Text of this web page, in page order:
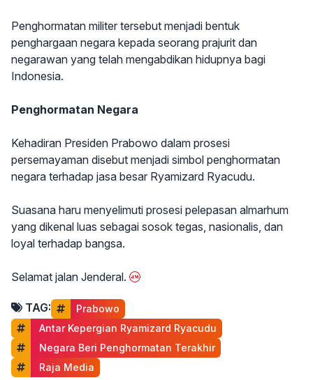
Penghormatan militer tersebut menjadi bentuk
penghargaan negara kepada seorang prajurit dan
negarawan yang telah mengabdikan hidupnya bagi
Indonesia.
Penghormatan Negara
Kehadiran Presiden Prabowo dalam prosesi
persemayaman disebut menjadi simbol penghormatan
negara terhadap jasa besar Ryamizard Ryacudu.
Suasana haru menyelimuti prosesi pelepasan almarhum
yang dikenal luas sebagai sosok tegas, nasionalis, dan
loyal terhadap bangsa.
Selamat jalan Jenderal.
TAG:
Prabowo
Antar Kepergian Ryamizard Ryacudu
Negara Beri Penghormatan Terakhir
Raja Media